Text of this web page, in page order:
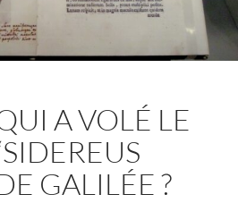
A VOLÉ LE
GALILÉE ?